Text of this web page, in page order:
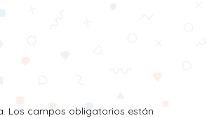
Los campos obligatorios están